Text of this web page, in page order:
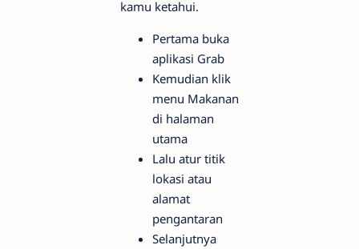
kamu ketahui.
Pertama buka
aplikasi Grab
Kemudian klik
menu Makanan
di halaman
utama
Lalu atur titik
lokasi atau
alamat
pengantaran
Selanjutnya